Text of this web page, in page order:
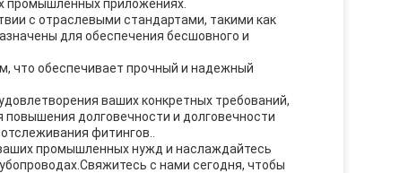
промышленных приложениях.
с отраслевыми стандартами, такими как
для обеспечения бесшовного и
что обеспечивает прочный и надежный
ваших конкретных требований,
повышения долговечности и долговечности
фитингов..
промышленных нужд и наслаждайтесь
с нами сегодня, чтобы